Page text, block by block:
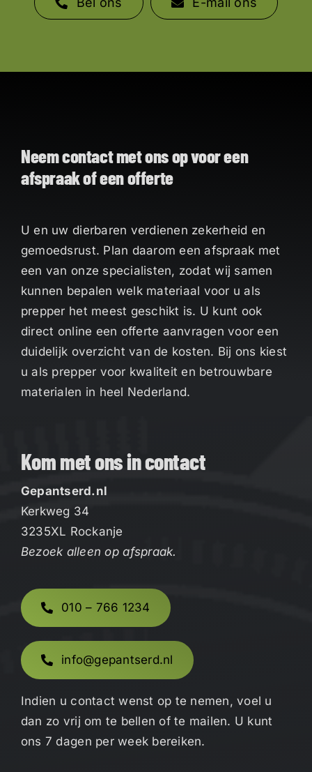
Neem contact met ons op voor een
afspraak of een offerte
U en uw dierbaren verdienen zekerheid en
gemoedsrust. Plan daarom een afspraak met
een van onze specialisten, zodat wij samen
kunnen bepalen welk materiaal voor u als
prepper het meest geschikt is. U kunt ook
direct online een offerte aanvragen voor een
duidelijk overzicht van de kosten. Bij ons kiest
u als prepper voor kwaliteit en betrouwbare
materialen in heel Nederland.
Kom met ons in contact
Gepantserd.nl
Kerkweg 34
3235XL Rockanje
Bezoek alleen op afspraak.
010 – 766 1234
info@gepantserd.nl
Indien u contact wenst op te nemen, voel u
dan zo vrij om te bellen of te mailen. U kunt
ons 7 dagen per week bereiken.